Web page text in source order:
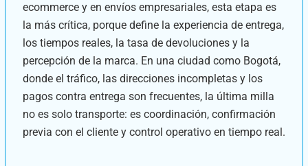
ecommerce y en envíos empresariales, esta etapa es
la más crítica, porque define la experiencia de entrega,
los tiempos reales, la tasa de devoluciones y la
percepción de la marca. En una ciudad como Bogotá,
donde el tráfico, las direcciones incompletas y los
pagos contra entrega son frecuentes, la última milla
no es solo transporte: es coordinación, confirmación
previa con el cliente y control operativo en tiempo real.